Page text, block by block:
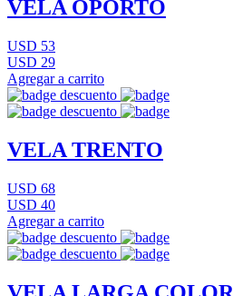
VELA OPORTO
USD 53
USD 29
Agregar a carrito
VELA TRENTO
USD 68
USD 40
Agregar a carrito